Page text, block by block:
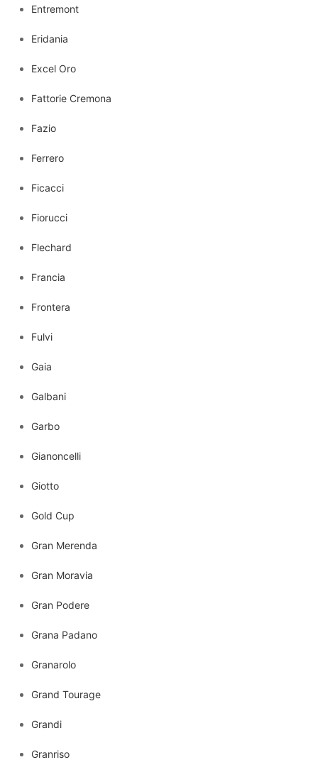
Entremont
Eridania
Excel Oro
Fattorie Cremona
Fazio
Ferrero
Ficacci
Fiorucci
Flechard
Francia
Frontera
Fulvi
Gaia
Galbani
Garbo
Gianoncelli
Giotto
Gold Cup
Gran Merenda
Gran Moravia
Gran Podere
Grana Padano
Granarolo
Grand Tourage
Grandi
Granriso